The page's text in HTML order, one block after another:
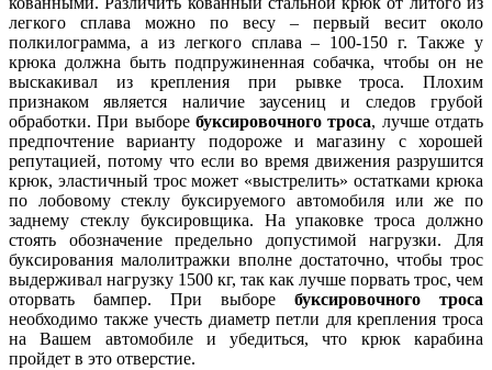
легкого сплава можно по весу – первый весит около
полкилограмма, а из легкого сплава – 100-150 г. Также у
крюка должна быть подпружиненная собачка, чтобы он не
выскакивал из крепления при рывке троса. Плохим
признаком является наличие заусениц и следов грубой
обработки. При выборебуксировочного троса, лучше отдать
предпочтение варианту подороже и магазину с хорошей
репутацией, потому что если во время движения разрушится
крюк, эластичный трос может «выстрелить» остатками крюка
по лобовому стеклу буксируемого автомобиля или же по
заднему стеклу буксировщика. На упаковке троса должно
стоять обозначение предельно допустимой нагрузки. Для
буксирования малолитражки вполне достаточно, чтобы трос
выдерживал нагрузку 1500 кг, так как лучше порвать трос, чем
оторвать бампер. При выборе буксировочного троса
необходимо также учесть диаметр петли для крепления троса
на Вашем автомобиле и убедиться, что крюк карабина
пройдет в это отверстие.